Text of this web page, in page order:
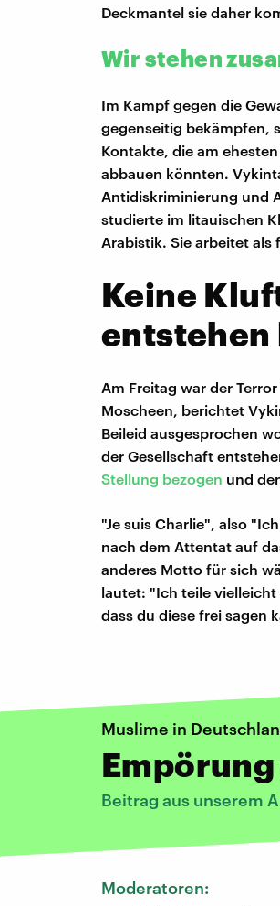
Deckmantel sie daher
Wir stehen
Im Kampf gegen die
gegenseitig bekämpfen,
Kontakte, die am
abbauen könnten.
Antidiskriminierung und
studierte im litauischen
Arabistik. Sie arbeitet
Keine
entstehen
Am Freitag war der
Moscheen, berichtet
Beileid ausgesprochen
der Gesellschaft
Stellung bezogen und
"Je suis Charlie", also
nach dem Attentat auf
anderes Motto für sich
lautet: "Ich teile
dass du diese frei sagen
Muslime in
Beitrag aus unserem
Moderatoren: